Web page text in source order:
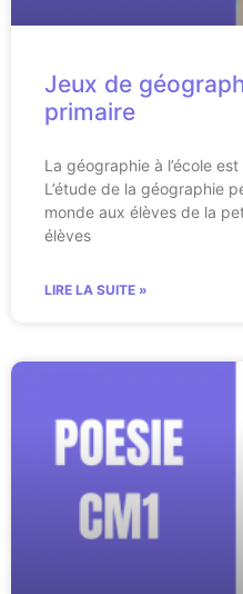
Jeux de
primaire
La géographie à l’école
L’étude de la géographie
monde aux élèves de la
élèves
LIRE LA SUITE »